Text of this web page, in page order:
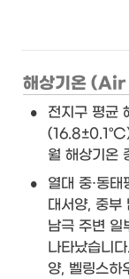
해상기온
• 전지구 평균
월 해상기온
•
열대 중·동
대서양, 중부
남극 주변 일
나타났습니
양, 벨링스하